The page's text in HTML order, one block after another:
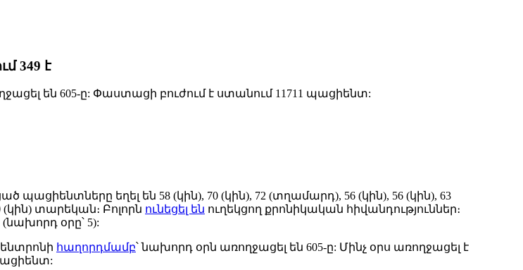
349 է
են 605-ը: Փաստացի բուժում է ստանում 11711 պացիենտ:
պացիենտները եղել են 58 (կին), 70 (կին), 72 (տղամարդ), 56 (կին), 56 (կին), 63
տարեկան։ Բոլորն ունեցել են ուղեկցող քրոնիկական հիվանդություններ։
օրը՝ 5):
հաղորդմամբ՝ նախորդ օրն առողջացել են 605-ը: Մինչ օրս առողջացել է